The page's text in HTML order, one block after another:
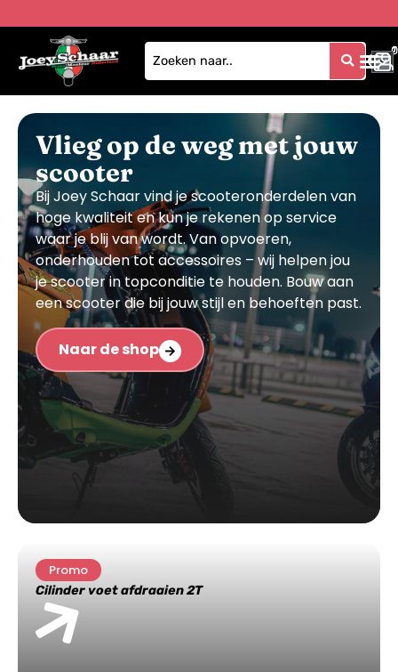
0
1
Vlieg op de weg met jouw
scooter
Bij Joey Schaar vind je scooteronderdelen van
hoge kwaliteit en kun je rekenen op service
waar je blij van wordt. Van opvoeren,
onderhouden tot accessoires – wij helpen jou
je scooter in topconditie te houden. Bouw aan
een scooter die bij jouw stijl en behoeften past.
Naar de shop
Promo
Cilinder voet afdraaien 2T